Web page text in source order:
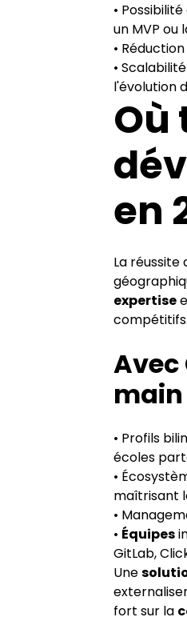
•
un MVP ou
•
•
l'évolution
Où
en
La
expertise
Avec
main
• Profils
écoles
•
maîtrisant
•
• Équipes
GitLab,
Une
fort sur la